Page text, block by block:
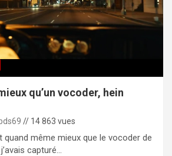
qu’un vocoder, hein
// 14 863 vues
quand même mieux que le vocoder de
capturé…